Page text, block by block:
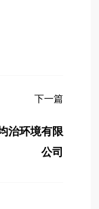
下一篇
治环境有限
公司